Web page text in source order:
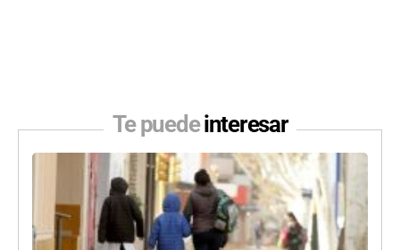
Te puedeinteresar